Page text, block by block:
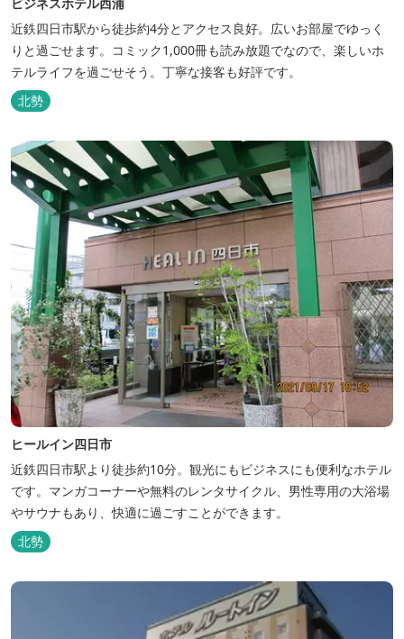
近鉄四日市駅から徒歩約4分とアクセス良好。広いお部屋でゆっく
りと過ごせます。コミック1,000冊も読み放題でなので、楽しいホ
テルライフを過ごせそう。丁寧な接客も好評です。
北勢
ヒールイン四日市
近鉄四日市駅より徒歩約10分。観光にもビジネスにも便利なホテル
です。マンガコーナーや無料のレンタサイクル、男性専用の大浴場
やサウナもあり、快適に過ごすことができます。
北勢